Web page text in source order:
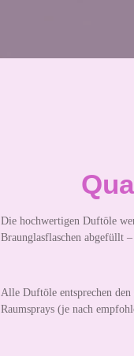
Die hochwertigen Duftöle
Braunglasflaschen abgefüllt
Alle Duftöle entsprechen
Raumsprays (je nach